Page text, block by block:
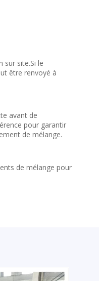
sur site.Si le
être renvoyé à
avant de
pour garantir
de mélange.
de mélange pour